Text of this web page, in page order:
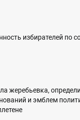
избирателей по
жеребьевка,
и эмблем